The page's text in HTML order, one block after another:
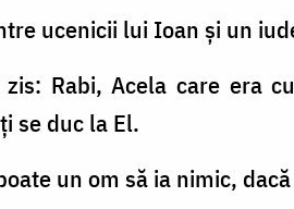
ucenicii lui Ioan şi un
Rabi, Acela care era
se duc la El.
un om să ia nimic,